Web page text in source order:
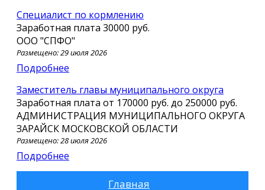
Специалист по кормлению
Заработная плата 30000 руб.
ООО "СПФО"
Размещено: 29 июля 2026
Подробнее
Заместитель главы муниципального округа
Заработная плата от 170000 руб. до 250000 руб.
АДМИНИСТРАЦИЯ МУНИЦИПАЛЬНОГО ОКРУГА
ЗАРАЙСК МОСКОВСКОЙ ОБЛАСТИ
Размещено: 28 июля 2026
Подробнее
Главная